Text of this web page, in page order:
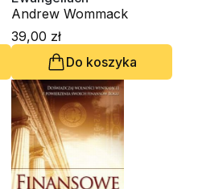
Andrew Wommack
39,00 zł
Do koszyka